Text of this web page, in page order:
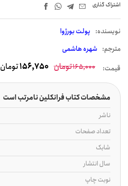
اشتراک‌ گذاری
نويسنده: پولت بورژوا
مترجم: شهره هاشمی
قیمت: 165,000تومان 156,750تومان
مشخصات کتاب ف‍ران‍ک‍ل‍ی‍ن‌ ن‍ام‍رت‍ب‌ اس‍ت‌
ناشر
تعداد صفحات
شابک
سال انتشار
نوبت چاپ